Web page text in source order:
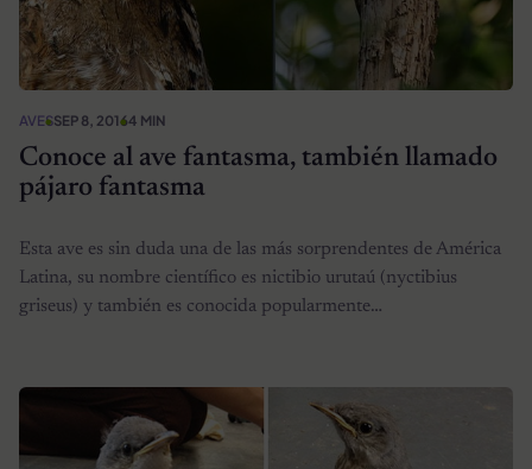
AVESSEP 8, 20164 MIN
Conoce al ave fantasma, también llamado
pájaro fantasma
Esta ave es sin duda una de las más sorprendentes de América
Latina, su nombre científico es nictibio urutaú (nyctibius
griseus) y también es conocida popularmente…